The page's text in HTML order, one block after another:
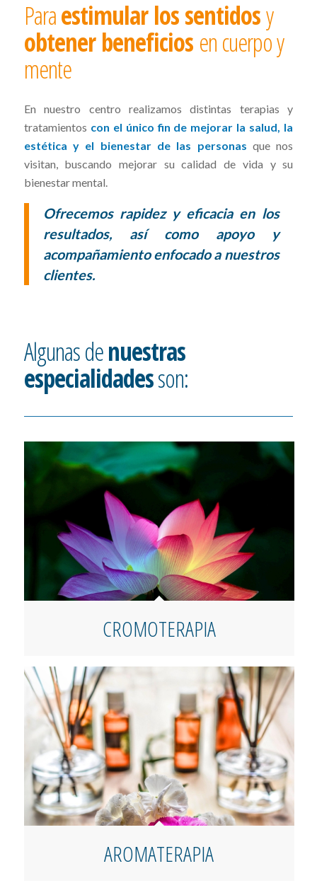
Paraestimular los sentidosy
obtener beneficios en cuerpo y
mente
En nuestro centro realizamos distintas terapias y
tratamientos con el único fin de mejorar la salud, la
estética y el bienestar de las personas que nos
visitan, buscando mejorar su calidad de vida y su
bienestar mental.
Ofrecemos rapidez y eficacia en los
resultados, así como apoyo y
acompañamiento enfocado a nuestros
clientes.
Algunas denuestras
especialidadesson:
CROMOTERAPIA
AROMATERAPIA